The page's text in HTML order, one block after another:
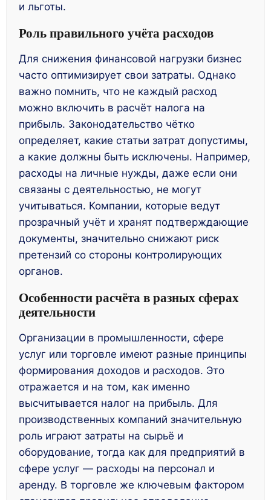
и льготы.
Роль правильного учёта расходов
Для снижения финансовой нагрузки бизнес
часто оптимизирует свои затраты. Однако
важно помнить, что не каждый расход
можно включить в расчёт налога на
прибыль. Законодательство чётко
определяет, какие статьи затрат допустимы,
а какие должны быть исключены. Например,
расходы на личные нужды, даже если они
связаны с деятельностью, не могут
учитываться. Компании, которые ведут
прозрачный учёт и хранят подтверждающие
документы, значительно снижают риск
претензий со стороны контролирующих
органов.
Особенности расчёта в разных сферах
деятельности
Организации в промышленности, сфере
услуг или торговле имеют разные принципы
формирования доходов и расходов. Это
отражается и на том, как именно
высчитывается налог на прибыль. Для
производственных компаний значительную
роль играют затраты на сырьё и
оборудование, тогда как для предприятий в
сфере услуг — расходы на персонал и
аренду. В торговле же ключевым фактором